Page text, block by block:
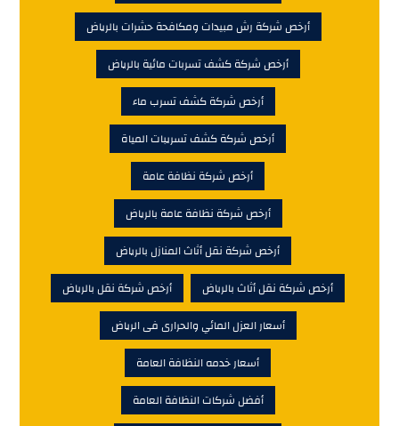
أرخص شركة رش مبيدات ومكافحة حشرات بالرياض
أرخص شركة كشف تسربات مائية بالرياض
أرخص شركة كشف تسرب ماء
أرخص شركة كشف تسريبات المياة
أرخص شركة نظافة عامة
أرخص شركة نظافة عامة بالرياض
أرخص شركة نقل أثاث المنازل بالرياض
أرخص شركة نقل أثاث بالرياض
أرخص شركة نقل بالرياض
أسعار العزل المائي والحرارى فى الرياض
أسعار خدمه النظافة العامة
أفضل شركات النظافة العامة